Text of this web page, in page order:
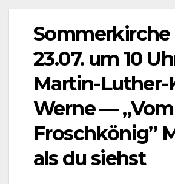
Sommerkirche
23.07. um 10
Martin-Luther-
Werne — „Vom
Froschkönig”
als du siehst